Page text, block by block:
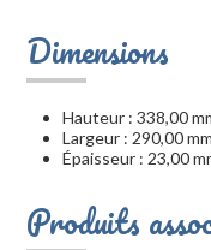
Dimensions
Hauteur : 338,00
Largeur : 290,00 mm
Épaisseur : 23,00
Produits